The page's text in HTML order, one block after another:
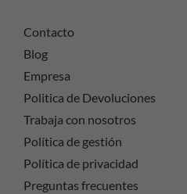
Contacto
Blog
Empresa
Politica de Devoluciones
Trabaja con nosotros
Política de gestión
Política de privacidad
Preguntas frecuentes